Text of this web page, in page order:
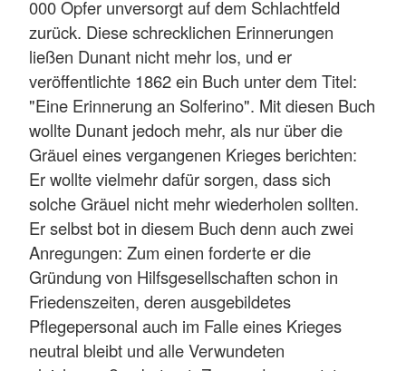
000 Opfer unversorgt auf dem Schlachtfeld
zurück. Diese schrecklichen Erinnerungen
ließen Dunant nicht mehr los, und er
veröffentlichte 1862 ein Buch unter dem Titel:
"Eine Erinnerung an Solferino". Mit diesen Buch
wollte Dunant jedoch mehr, als nur über die
Gräuel eines vergangenen Krieges berichten:
Er wollte vielmehr dafür sorgen, dass sich
solche Gräuel nicht mehr wiederholen sollten.
Er selbst bot in diesem Buch denn auch zwei
Anregungen: Zum einen forderte er die
Gründung von Hilfsgesellschaften schon in
Friedenszeiten, deren ausgebildetes
Pflegepersonal auch im Falle eines Krieges
neutral bleibt und alle Verwundeten